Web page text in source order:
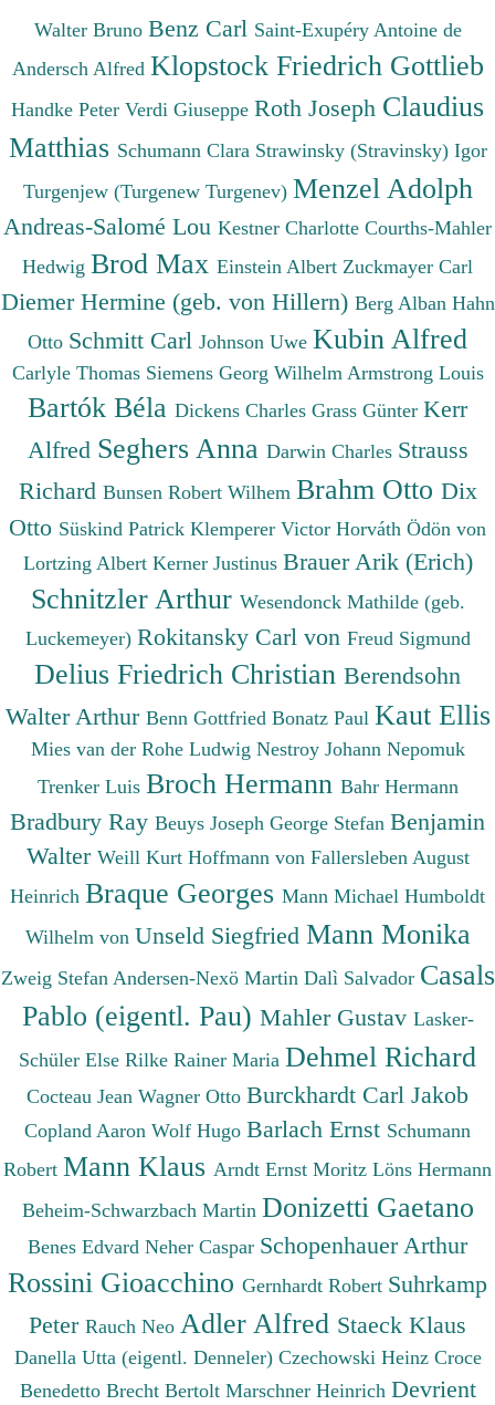
Walter Bruno Benz Carl Saint-Exupéry Antoine de
Andersch Alfred Klopstock Friedrich Gottlieb
Handke Peter Verdi Giuseppe Roth Joseph Claudius
Matthias Schumann Clara Strawinsky (Stravinsky) Igor
Turgenjew (Turgenew Turgenev) Menzel Adolph
Andreas-Salomé Lou Kestner Charlotte Courths-Mahler
Hedwig Brod Max Einstein Albert Zuckmayer Carl
Diemer Hermine (geb. von Hillern) Berg Alban Hahn
Otto Schmitt Carl Johnson Uwe Kubin Alfred
Carlyle Thomas Siemens Georg Wilhelm Armstrong Louis
Bartók Béla Dickens Charles Grass Günter Kerr
Alfred Seghers Anna Darwin Charles Strauss
Richard Bunsen Robert Wilhem Brahm Otto Dix
Otto Süskind Patrick Klemperer Victor Horváth Ödön von
Lortzing Albert Kerner Justinus Brauer Arik (Erich)
Schnitzler Arthur Wesendonck Mathilde (geb.
Luckemeyer) Rokitansky Carl von Freud Sigmund
Delius Friedrich Christian Berendsohn
Walter Arthur Benn Gottfried Bonatz Paul Kaut Ellis
Mies van der Rohe Ludwig Nestroy Johann Nepomuk
Trenker Luis Broch Hermann Bahr Hermann
Bradbury Ray Beuys Joseph George Stefan Benjamin
Walter Weill Kurt Hoffmann von Fallersleben August
Heinrich Braque Georges Mann Michael Humboldt
Wilhelm von Unseld Siegfried Mann Monika
Zweig Stefan Andersen-Nexö Martin Dalì Salvador Casals
Pablo (eigentl. Pau) Mahler Gustav Lasker-
Schüler Else Rilke Rainer Maria Dehmel Richard
Cocteau Jean Wagner Otto Burckhardt Carl Jakob
Copland Aaron Wolf Hugo Barlach Ernst Schumann
Robert Mann Klaus Arndt Ernst Moritz Löns Hermann
Beheim-Schwarzbach Martin Donizetti Gaetano
Benes Edvard Neher Caspar Schopenhauer Arthur
Rossini Gioacchino Gernhardt Robert Suhrkamp
Peter Rauch Neo Adler Alfred Staeck Klaus
Danella Utta (eigentl. Denneler) Czechowski Heinz Croce
Benedetto Brecht Bertolt Marschner Heinrich Devrient